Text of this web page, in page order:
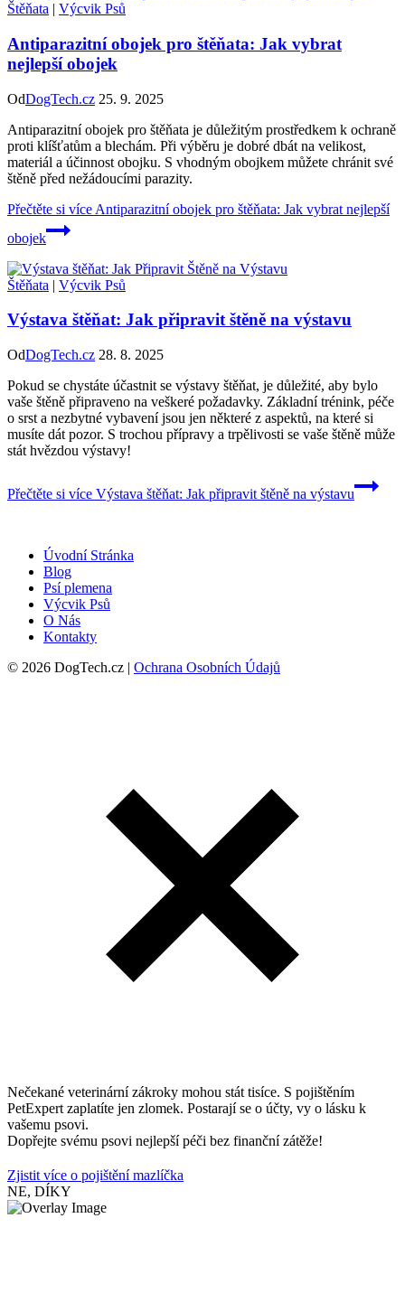
Štěňata | Výcvik Psů
Antiparazitní obojek pro štěňata: Jak vybrat
nejlepší obojek
OdDogTech.cz 25. 9. 2025
Antiparazitní obojek pro štěňata je důležitým prostředkem k ochraně
proti klíšťatům a blechám. Při výběru je dobré dbát na velikost,
materiál a účinnost obojku. S vhodným obojkem můžete chránit své
štěně před nežádoucími parazity.
Přečtěte si více Antiparazitní obojek pro štěňata: Jak vybrat nejlepší
obojek
Štěňata | Výcvik Psů
Výstava štěňat: Jak připravit štěně na výstavu
OdDogTech.cz 28. 8. 2025
Pokud se chystáte účastnit se výstavy štěňat, je důležité, aby bylo
vaše štěně připraveno na veškeré požadavky. Základní trénink, péče
o srst a nezbytné vybavení jsou jen některé z aspektů, na které si
musíte dát pozor. S trochou přípravy a trpělivosti se vaše štěně může
stát hvězdou výstavy!
Přečtěte si více Výstava štěňat: Jak připravit štěně na výstavu
Úvodní Stránka
Blog
Psí plemena
Výcvik Psů
O Nás
Kontakty
© 2026 DogTech.cz | Ochrana Osobních Údajů
Nečekané veterinární zákroky mohou stát tisíce. S pojištěním
PetExpert zaplatíte jen zlomek. Postarají se o účty, vy o lásku k
vašemu psovi.
Dopřejte svému psovi nejlepší péči bez finanční zátěže!
Zjistit více o pojištění mazlíčka
NE, DÍKY